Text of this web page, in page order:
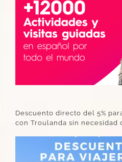
Descuento directo del 5%
con Troulanda sin